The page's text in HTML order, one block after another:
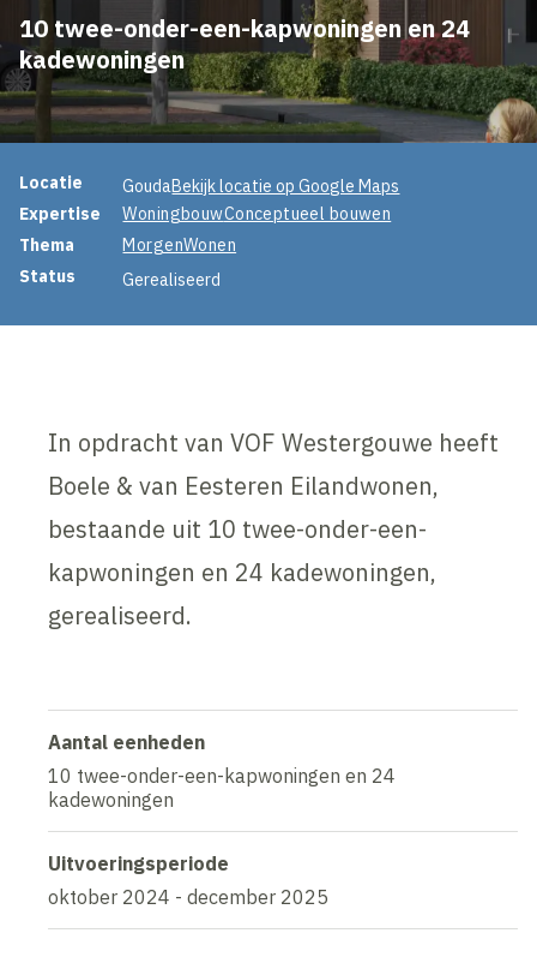
10 twee-onder-een-kapwoningen en 24
kadewoningen
Projectinformatie
Locatie GoudaBekijk locatie op Google Maps
Expertise
WoningbouwConceptueel bouwen
Thema
MorgenWonen
Status
Gerealiseerd
In opdracht van VOF Westergouwe heeft
Boele & van Eesteren Eilandwonen,
bestaande uit 10 twee-onder-een-
kapwoningen en 24 kadewoningen,
gerealiseerd.
Aantal eenheden
10 twee-onder-een-kapwoningen en 24
kadewoningen
Uitvoeringsperiode
oktober 2024 - december 2025